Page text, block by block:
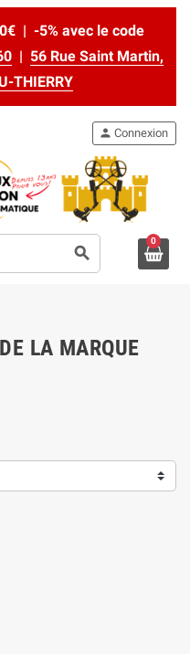
| -5% avec le code
| 56 Rue Saint Martin,
THIERRY
search
person Connexion
0
LA MARQUE